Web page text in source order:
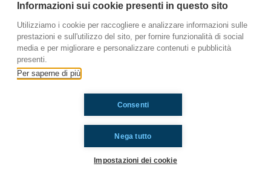
impossibile percorrere 96 Km lungo le strade
bianche e invece ce l’abbiamo fatta! Questo è
solo l’inizio, a Ottobre ci sarà Eroica-Gaiole e noi
ci stiamo già allenando…
https://www.radioimmaginaria.it
Ti è piaciuto? Condividilo!
Informazioni sui cookie presenti in questo sito
Utilizziamo i cookie per raccogliere e analizzare informazioni sulle
prestazioni e sull'utilizzo del sito, per fornire funzionalità di social
media e per migliorare e personalizzare contenuti e pubblicità
presenti.
Per saperne di più
Nega tutto
Consenti
Impostazioni dei cookie